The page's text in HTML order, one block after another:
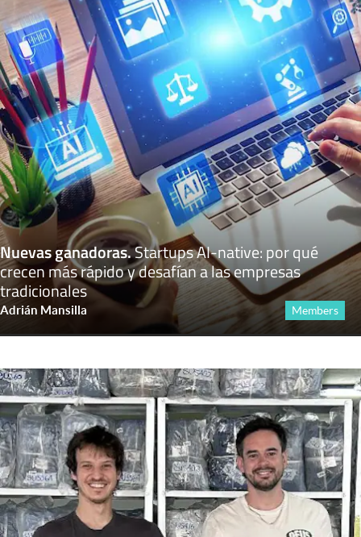
Nuevas ganadoras.Startups AI-native: por qué
crecen más rápido y desafían a las empresas
tradicionales
Adrián Mansilla Members